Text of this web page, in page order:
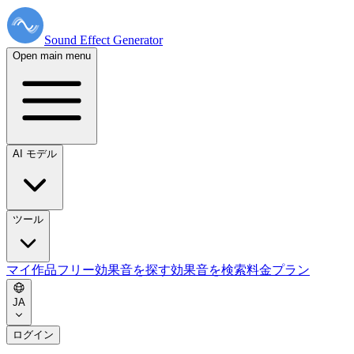
Sound Effect Generator
Open main menu
AI モデル
ツール
マイ作品フリー効果音を探す効果音を検索料金プラン
JA
ログイン